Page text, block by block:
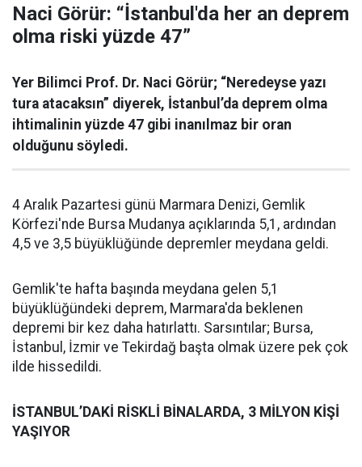
Naci Görür: “İstanbul'da her an deprem
olma riski yüzde 47”
Yer Bilimci Prof. Dr. Naci Görür; “Neredeyse yazı
tura atacaksın” diyerek, İstanbul’da deprem olma
ihtimalinin yüzde 47 gibi inanılmaz bir oran
olduğunu söyledi.
4 Aralık Pazartesi günü Marmara Denizi, Gemlik
Körfezi'nde Bursa Mudanya açıklarında 5,1, ardından
4,5 ve 3,5 büyüklüğünde depremler meydana geldi.
Gemlik'te hafta başında meydana gelen 5,1
büyüklüğündeki deprem, Marmara'da beklenen
depremi bir kez daha hatırlattı. Sarsıntılar; Bursa,
İstanbul, İzmir ve Tekirdağ başta olmak üzere pek çok
ilde hissedildi.
İSTANBUL’DAKİ RİSKLİ BİNALARDA, 3 MİLYON KİŞİ
YAŞIYOR